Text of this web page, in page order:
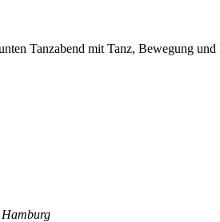
Tanzabend mit Tanz, Bewegung